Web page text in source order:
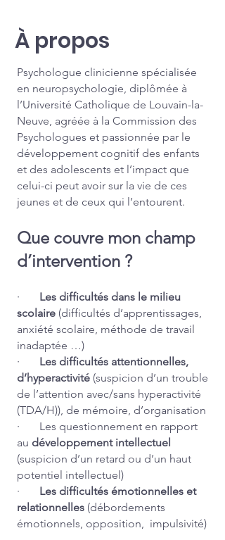
À propos
Psychologue clinicienne spécialisée
en neuropsychologie, diplômée à
l’Université Catholique de Louvain-la-
Neuve, agréée à la Commission des
Psychologues et passionnée par le
développement cognitif des enfants
et des adolescents et l’impact que
celui-ci peut avoir sur la vie de ces
jeunes et de ceux qui l’entourent.
Que couvre mon champ
d’intervention ?
· Les difficultés dans le milieu
scolaire (difficultés d’apprentissages,
anxiété scolaire, méthode de travail
inadaptée …)
· Les difficultés attentionnelles,
d’hyperactivité (suspicion d’un trouble
de l’attention avec/sans hyperactivité
(TDA/H)), de mémoire, d’organisation
· Les questionnement en rapport
au développement intellectuel
(suspicion d’un retard ou d’un haut
potentiel intellectuel)
· Les difficultés émotionnelles et
relationnelles (débordements
émotionnels, opposition, impulsivité)